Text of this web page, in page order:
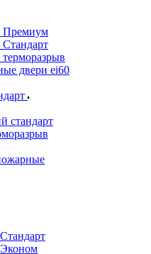
Премиум
двери ei60
стандарт